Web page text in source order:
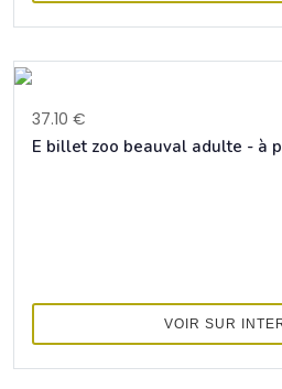
37.10 €
E billet zoo beauval adulte - à
VOIR SUR